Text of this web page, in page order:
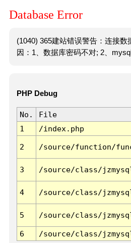
Database Error
(1040) 365建站错误警告：连接数
因：1、数据库密码不对; 2、mysql
PHP Debug
No. File
1
/index.php
2 /source/function/
3 /source/class/
4 /source/class/
5 /source/class/
6 /source/class/